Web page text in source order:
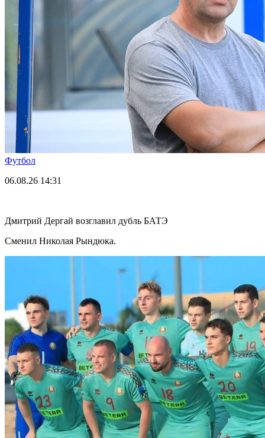
Футбол
06.08.26 14:31
Дмитрий Дергай возглавил дубль БАТЭ
Сменил Николая Рындюка.